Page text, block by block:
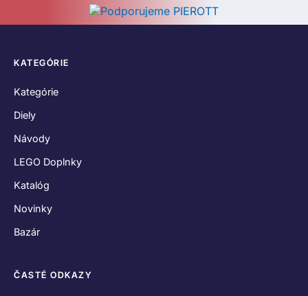
KATEGÓRIE
Kategórie
Diely
Návody
LEGO Doplnky
Katalóg
Novinky
Bazár
ČASTÉ ODKAZY